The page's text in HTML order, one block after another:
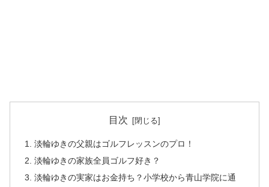
目次
淡輪ゆきの父親はゴルフレッスンのプロ！
淡輪ゆきの家族全員ゴルフ好き？
淡輪ゆきの実家はお金持ち？小学校から青山学院に通